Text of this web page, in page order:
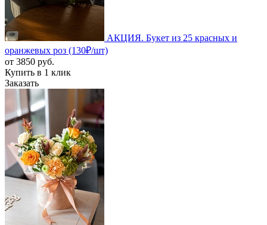
АКЦИЯ. Букет из 25 красных и
оранжевых роз (130₽/шт)
от 3850 руб.
Купить в 1 клик
Заказать